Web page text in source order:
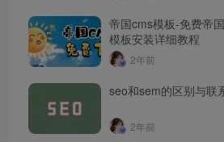
帝国cms模板-免费帝
模板安装详细教程
2年前
seo和sem的区别与联
2年前